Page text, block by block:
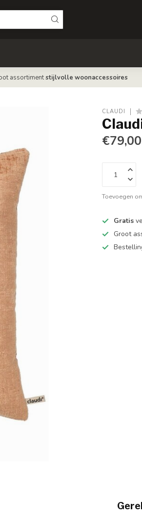
assortimentstijlvolle woonaccessoires
CLAUDI
€79,00
Toevoegen
Gratis
Groot